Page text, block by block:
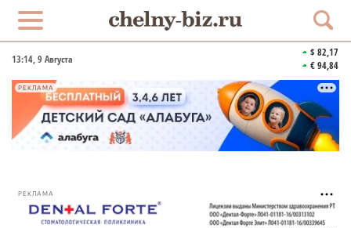
13:14, 9 Августа
$ 82,17
€ 94,84
РЕКЛАМА
РЕКЛАМА